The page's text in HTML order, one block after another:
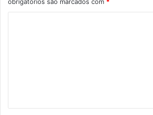
João Gabriel – OURO